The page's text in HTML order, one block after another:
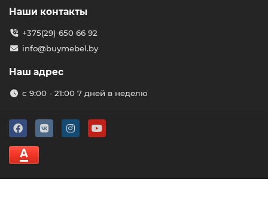
Наши контакты
+375(29) 650 66 92
info@buymebel.by
Наш адрес
с 9:00 - 21:00 7 дней в неделю